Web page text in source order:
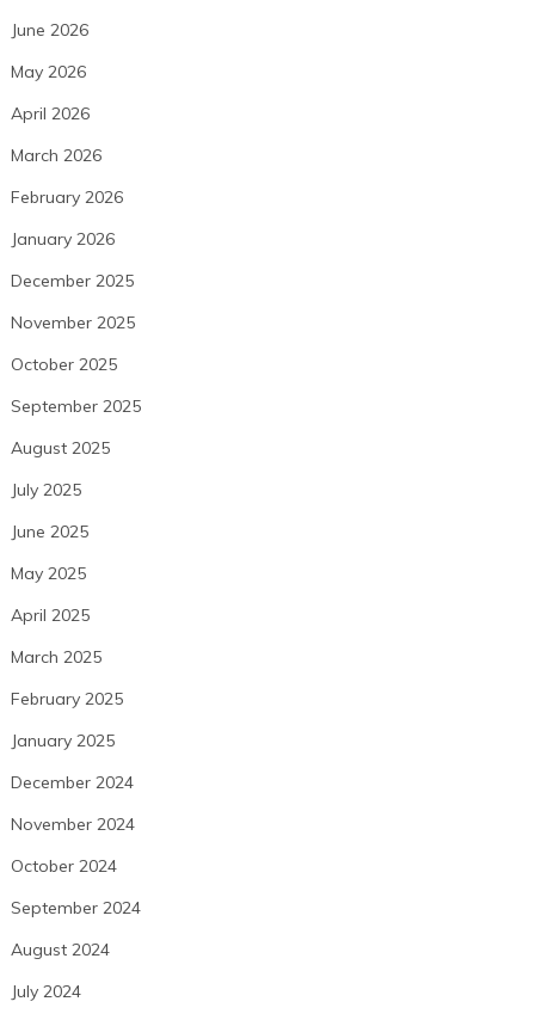
June 2026
May 2026
April 2026
March 2026
February 2026
January 2026
December 2025
November 2025
October 2025
September 2025
August 2025
July 2025
June 2025
May 2025
April 2025
March 2025
February 2025
January 2025
December 2024
November 2024
October 2024
September 2024
August 2024
July 2024